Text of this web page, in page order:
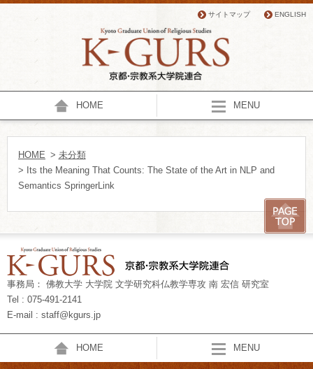
サイトマップ ENGLISH
HOME MENU
HOME > 未分類
> Its the Meaning That Counts: The State of the Art in NLP and
Semantics SpringerLink
事務局： 佛教大学 大学院 文学研究科仏教学専攻 南 宏信 研究室
Tel : 075-491-2141
E-mail : staff@kgurs.jp
HOME MENU